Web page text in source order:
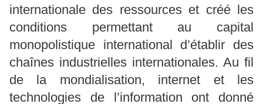
internationale des ressources et créé les
conditions permettant au capital
monopolistique international d’établir des
chaînes industrielles internationales. Au fil
de la mondialisation, internet et les
technologies de l’information ont donné